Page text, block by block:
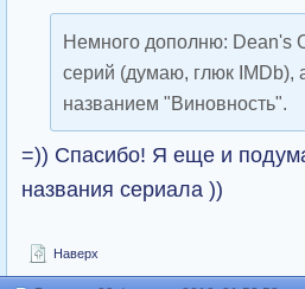
Немного дополню: Dean's
серий (думаю, глюк IMDb),
названием "Виновность".
=)) Спасибо! Я еще и
названия сериала ))
Наверх